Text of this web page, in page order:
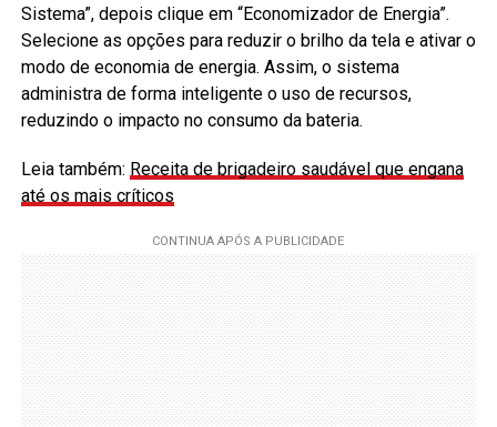
Sistema”, depois clique em “Economizador de Energia”.
Selecione as opções para reduzir o brilho da tela e ativar o
modo de economia de energia. Assim, o sistema
administra de forma inteligente o uso de recursos,
reduzindo o impacto no consumo da bateria.
Leia também: Receita de brigadeiro saudável que engana
até os mais críticos